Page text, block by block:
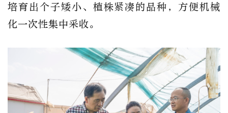
培育出个子矮小、植株紧凑的品种，方便机械
化一次性集中采收。